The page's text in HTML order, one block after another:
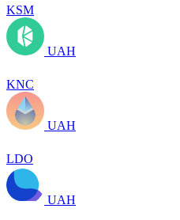
KSM
UAH
KNC
UAH
LDO
UAH